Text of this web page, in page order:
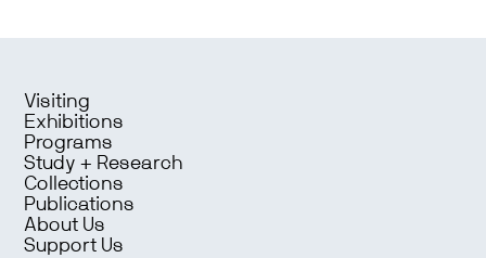
Visiting
Exhibitions
Programs
Study + Research
Collections
Publications
About Us
Support Us